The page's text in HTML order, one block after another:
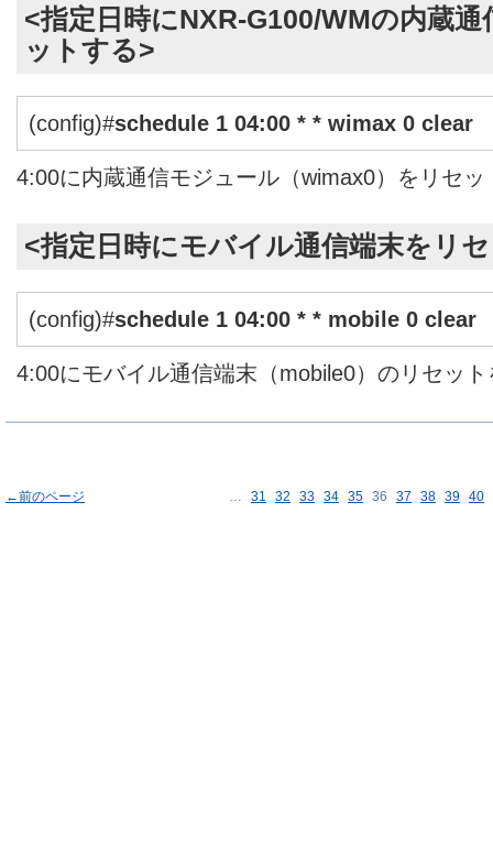
<指定日時にNXR-G100/WMの内蔵
ットする>
(config)#schedule 1 04:00 * * wimax 0 clear
4:00に内蔵通信モジュール（wimax0）をリセッ
<指定日時にモバイル通信端末をリ
(config)#schedule 1 04:00 * * mobile 0 clear
4:00にモバイル通信端末（mobile0）のリセッ
←前のページ … 31 32 33 34 35 36 37 38 39 40